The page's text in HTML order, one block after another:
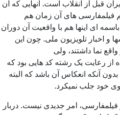
قبل از انقلاب است. آنهایی که آن
فیلمفارسی های آن زمان هم
ای اینها هم با واقعیت آن دوران
و اخبار تلویزیون ملی. چون این
نما داشتند، ولی
از رعایت یک رشته کد هایی بود که
آنکه انعکاس آن باشد که البته
خود جلب نمیکرد.
فیلمفارسی، امر جدیدی نیست. دربار